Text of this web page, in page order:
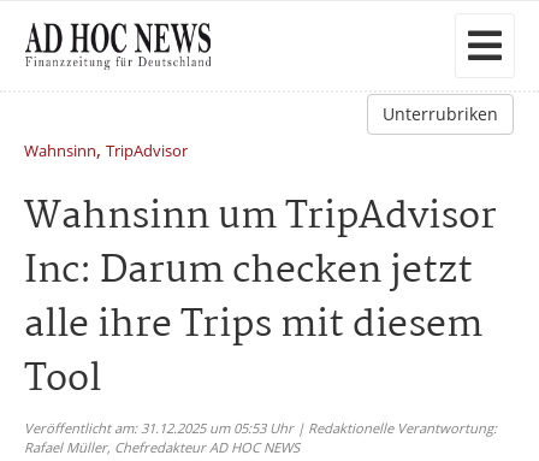
Unterrubriken
Wahnsinn, TripAdvisor
Wahnsinn um TripAdvisor
Inc: Darum checken jetzt
alle ihre Trips mit diesem
Tool
Veröffentlicht am: 31.12.2025 um 05:53 Uhr | Redaktionelle Verantwortung:
Rafael Müller, Chefredakteur AD HOC NEWS